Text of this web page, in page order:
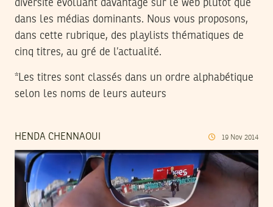
diversité évoluant davantage sur le web plutôt que
dans les médias dominants. Nous vous proposons,
dans cette rubrique, des playlists thématiques de
cinq titres, au gré de l’actualité.
*Les titres sont classés dans un ordre alphabétique
selon les noms de leurs auteurs
HENDA CHENNAOUI 19 Nov 2014